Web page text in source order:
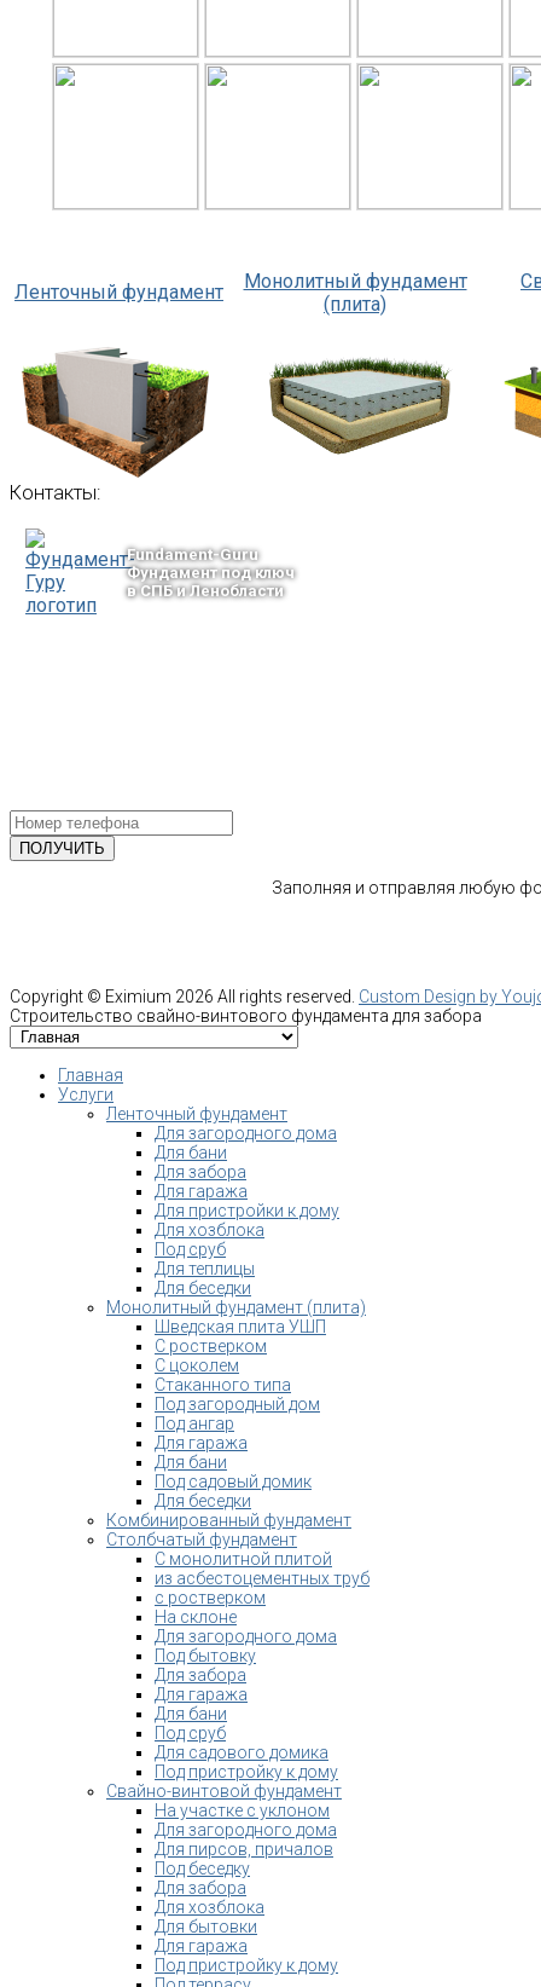
Ленточный фундамент
Монолитный фундамент
(плита)
Контакты:
Fundament-Guru
Фундамент под ключ
в СПБ и Ленобласти
Заполняя и отправляя любую
Copyright © Eximium 2026 All rights reserved. Custom Design by
Строительство свайно-винтового фундамента для забора
Главная
Услуги
Ленточный фундамент
Для загородного дома
Для бани
Для забора
Для гаража
Для пристройки к дому
Для хозблока
Под сруб
Для теплицы
Для беседки
Монолитный фундамент (плита)
Шведская плита УШП
С ростверком
С цоколем
Стаканного типа
Под загородный дом
Под ангар
Для гаража
Для бани
Под садовый домик
Для беседки
Комбинированный фундамент
Столбчатый фундамент
С монолитной плитой
из асбестоцементных труб
с ростверком
На склоне
Для загородного дома
Под бытовку
Для забора
Для гаража
Для бани
Под сруб
Для садового домика
Под пристройку к дому
Свайно-винтовой фундамент
На участке с уклоном
Для загородного дома
Для пирсов, причалов
Под беседку
Для забора
Для хозблока
Для бытовки
Для гаража
Под пристройку к дому